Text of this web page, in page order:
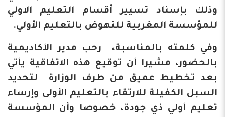
وذلك بإسناد تسيير أقسام التعليم الاولي
للمؤسسة المغربية للنهوض بالتعليم الأولي.
وفي كلمته بالمناسبة، رحب مدير الأكاديمية
بالحضور، مشيرا أن توقيع هذه الاتفاقية يأتي
بعد تخطيط عميق من طرف الوزارة لتحديد
السبل الكفيلة للارتقاء بالتعليم الأولى وإرساء
تعليم أولي ذي جودة، خصوصا وأن المؤسسة